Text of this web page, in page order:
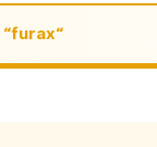
“furax“